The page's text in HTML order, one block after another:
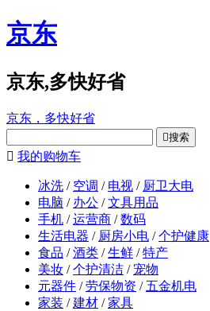
京东
京东,多快好省
京东，多快好省
搜索
 我的购物车
冰洗 / 空调 / 电视 / 厨卫大电
电脑 / 办公 / 文具用品
手机 / 运营商 / 数码
生活电器 / 厨房小电 / 个护健康
食品 / 酒类 / 生鲜 / 特产
美妆 / 个护清洁 / 宠物
元器件 / 劳保物资 / 五金机电
家装 / 建材 / 家具